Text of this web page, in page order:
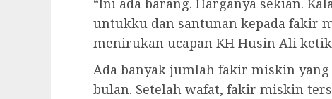
“Ini ada barang. Harganya sekian.
untukku dan santunan kepada fakir
menirukan ucapan KH Husin Ali
Ada banyak jumlah fakir miskin
bulan. Setelah wafat, fakir miskin